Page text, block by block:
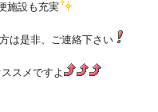
施設も充実
は是非、ご連絡下さい
スメですよ